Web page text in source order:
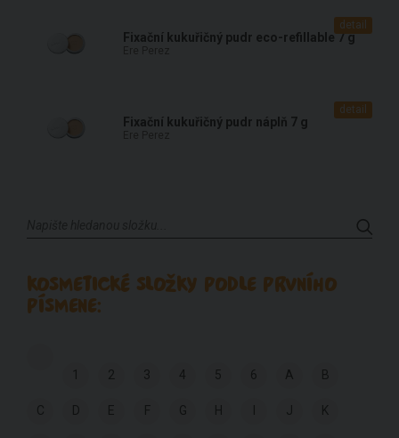
Fixační kukuřičný pudr eco-refillable 7 g
detail
Fixační kukuřičný pudr náplň 7 g
detail
KOSMETICKÉ SLOŽKY PODLE PRVNÍHO
PÍSMENE:
1 2 3 4 5 6 A B
C D E F G H J K